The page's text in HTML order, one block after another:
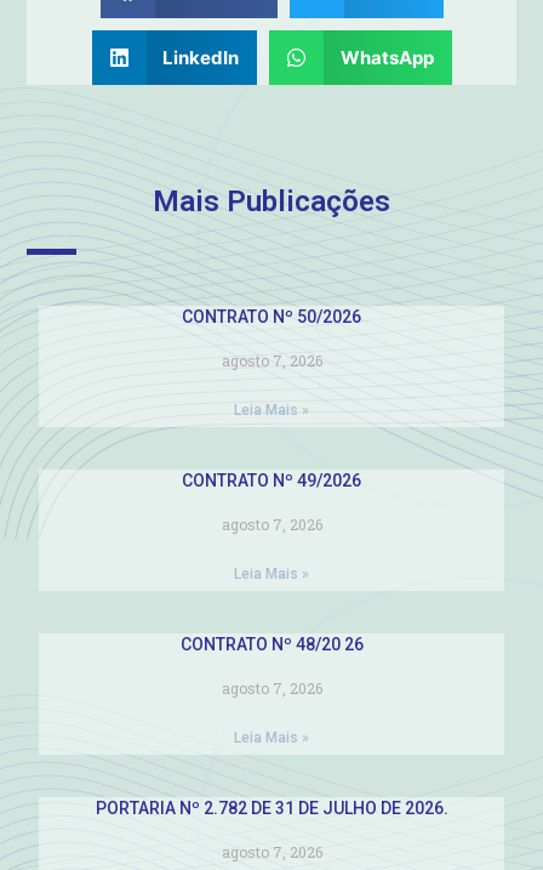
LinkedIn WhatsApp
Mais Publicações
CONTRATO Nº 50/2026
agosto 7, 2026
Leia Mais »
CONTRATO Nº 49/2026
agosto 7, 2026
Leia Mais »
CONTRATO Nº 48/20 26
agosto 7, 2026
Leia Mais »
PORTARIA Nº 2.782 DE 31 DE JULHO DE 2026.
agosto 7, 2026